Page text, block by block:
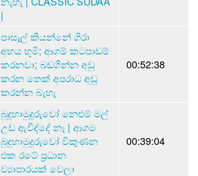
|
පාසැල් කියන්නේ ගිරා
අභය භූමි; ආගම් කටපාඩම්
කරනවා; බඩගින්න අඩු
කරන තෙක් අපරාධ අඩු
කරන්න බැහැ
00:52:38
බුදුහාමුදුරුවෝ නෙළුම් මල්
උඩ ඇවිද්දේ නෑ | ආගම
බුදුහාමුදුරුවෝ විකුණන
එක රටේ ප්‍රධාන
ව්‍යාපාරයක් වෙලා
00:39:04